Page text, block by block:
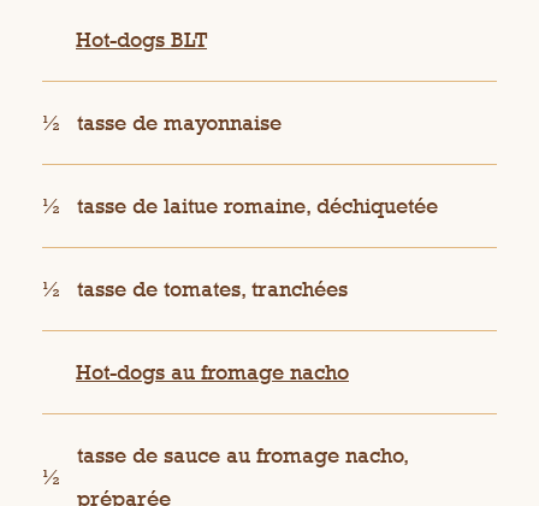
Hot-dogs BLT
½ tasse de mayonnaise
½ tasse de laitue romaine, déchiquetée
½ tasse de tomates, tranchées
Hot-dogs au fromage nacho
½
tasse de sauce au fromage nacho,
préparée